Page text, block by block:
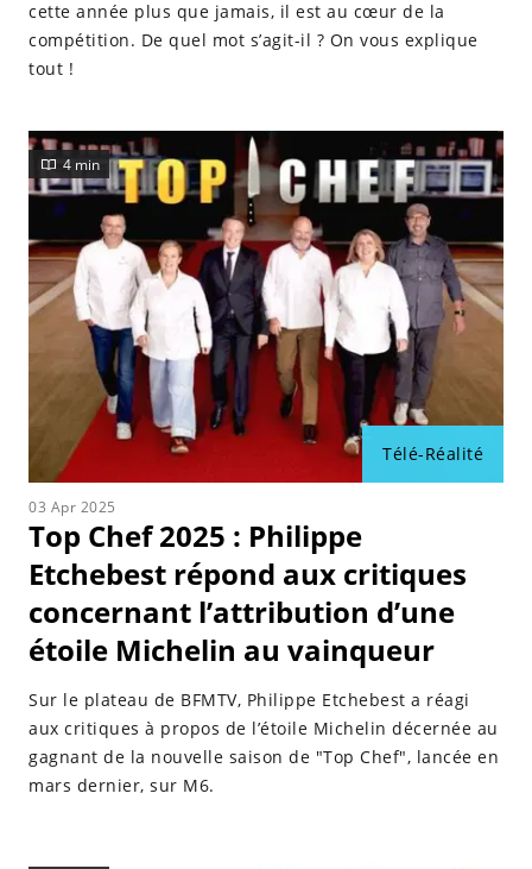
cette année plus que jamais, il est au cœur de la
compétition. De quel mot s’agit-il ? On vous explique
tout !
Télé-Réalité
4 min
03 Apr 2025
Top Chef 2025 : Philippe
Etchebest répond aux critiques
concernant l’attribution d’une
étoile Michelin au vainqueur
Sur le plateau de BFMTV, Philippe Etchebest a réagi
aux critiques à propos de l’étoile Michelin décernée au
gagnant de la nouvelle saison de "Top Chef", lancée en
mars dernier, sur M6.